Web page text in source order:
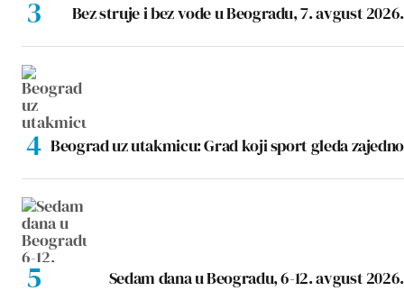
Bez struje i bez vode u Beogradu, 7. avgust 2026.
Beograd uz utakmicu: Grad koji sport gleda zajedno
Sedam dana u Beogradu, 6-12. avgust 2026.